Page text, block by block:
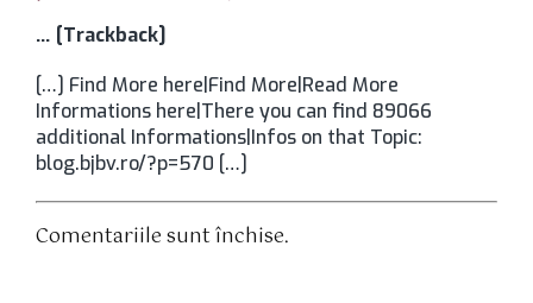
… [Trackback]
[…] Find More here|Find More|Read More
Informations here|There you can find 89066
additional Informations|Infos on that Topic:
blog.bjbv.ro/?p=570 […]
Comentariile sunt închise.